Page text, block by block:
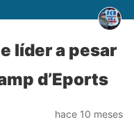
líder a pesar
d’Eports
hace 10 meses